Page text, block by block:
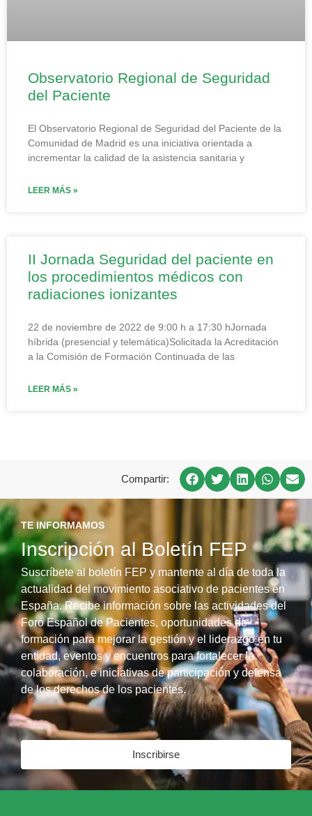
Observatorio Regional de Seguridad
del Paciente
El Observatorio Regional de Seguridad del Paciente de la
Comunidad de Madrid es una iniciativa orientada a
incrementar la calidad de la asistencia sanitaria y
LEER MÁS »
II Jornada Seguridad del paciente en
los procedimientos médicos con
radiaciones ionizantes
22 de noviembre de 2022 de 9:00 h a 17:30 hJornada
híbrida (presencial y telemática)Solicitada la Acreditación
a la Comisión de Formación Continuada de las
LEER MÁS »
Compartir:
TE INFORMAMOS
Inscripción al Boletín FEP
Suscríbete al boletín FEP y mantente al día de toda la
actualidad del movimiento asociativo de pacientes en
España. Recibe información sobre las actividades del
Foro Español de Pacientes, oportunidades de
formación para mejorar la gestión y el liderazgo en tu
entidad, eventos y encuentros para fortalecer la
colaboración, e iniciativas de participación y defensa
de los derechos de los pacientes.
Inscribirse